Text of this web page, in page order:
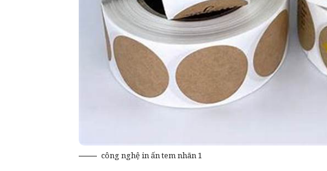
công nghệ in ấn tem nhãn 1